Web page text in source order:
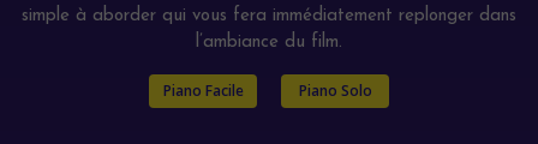
simple à aborder qui vous fera immédiatement replonger dans
l’ambiance du film.
Piano Facile Piano Solo